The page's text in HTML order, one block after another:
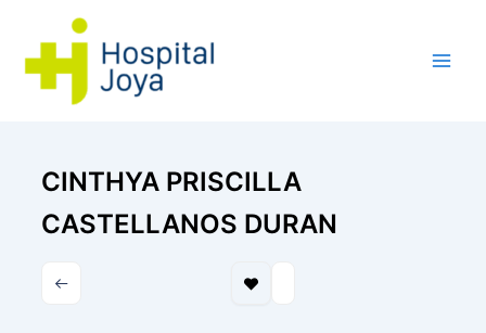
contenido
CINTHYA PRISCILLA
CASTELLANOS DURAN